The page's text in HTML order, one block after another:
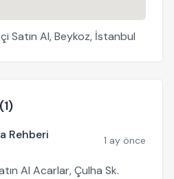
Satın Al, Beykoz, İstanbul
Rehberi 1 ay önce
Al Acarlar, Çulha Sk.